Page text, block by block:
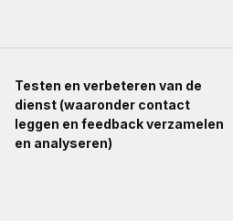
Testen en verbeteren van de
dienst (waaronder contact
leggen en feedback verzamelen
en analyseren)